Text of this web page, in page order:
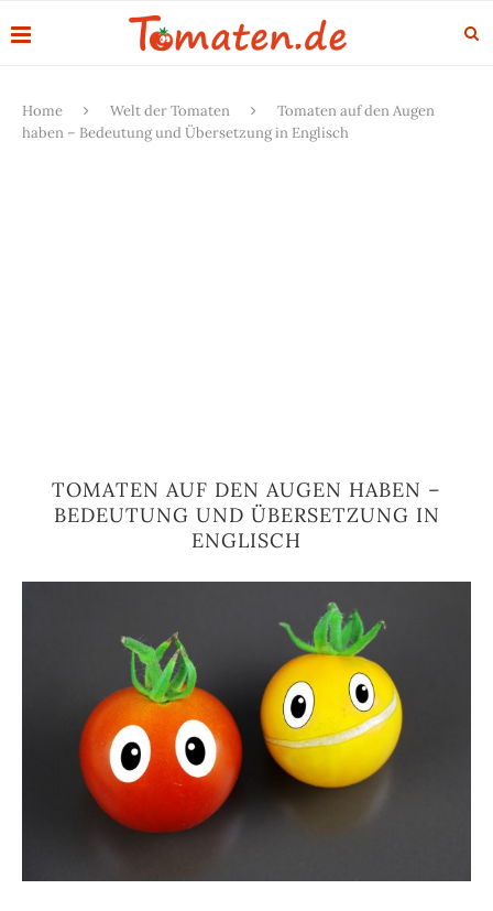
Home Welt der Tomaten
Tomaten auf den Augen
haben – Bedeutung und Übersetzung in Englisch
TOMATEN AUF DEN AUGEN HABEN –
BEDEUTUNG UND ÜBERSETZUNG IN
ENGLISCH